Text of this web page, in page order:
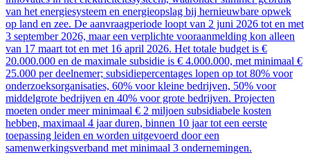
van het energiesysteem en energieopslag bij hernieuwbare opwek
op land en zee. De aanvraagperiode loopt van 2 juni 2026 tot en met
3 september 2026, maar een verplichte vooraanmelding kon alleen
van 17 maart tot en met 16 april 2026. Het totale budget is €
20.000.000 en de maximale subsidie is € 4.000.000, met minimaal €
25.000 per deelnemer; subsidiepercentages lopen op tot 80% voor
onderzoeksorganisaties, 60% voor kleine bedrijven, 50% voor
middelgrote bedrijven en 40% voor grote bedrijven. Projecten
moeten onder meer minimaal € 2 miljoen subsidiabele kosten
hebben, maximaal 4 jaar duren, binnen 10 jaar tot een eerste
toepassing leiden en worden uitgevoerd door een
samenwerkingsverband met minimaal 3 ondernemingen.